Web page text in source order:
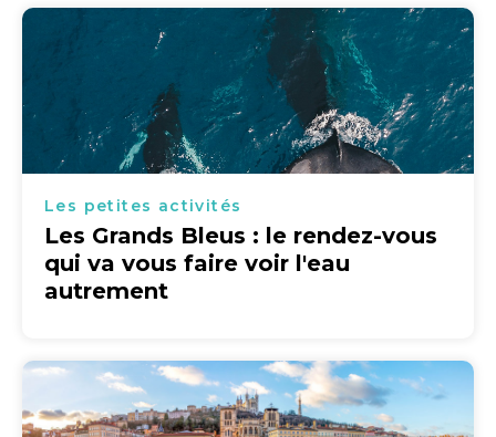
Les petites activités
Les Grands Bleus : le rendez-vous
qui va vous faire voir l'eau
autrement